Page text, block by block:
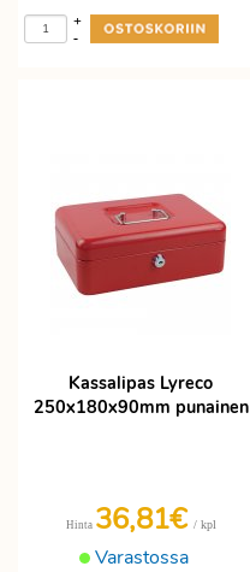
-
+
Kassalipas Lyreco
250x180x90mm punainen
Varastossa
Hinta 36,81€ / kpl